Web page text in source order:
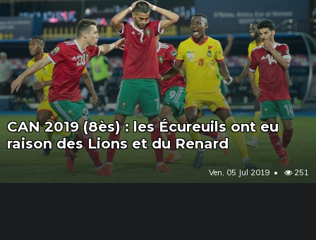
CAN 2019 (8ès) : les Écureuils ont eu
raison des Lions et du Renard
Ven, 05 Jul 2019 251